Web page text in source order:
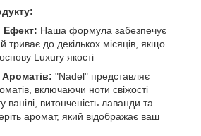
Ефект: Наша формула забезпечує
триває до декількох місяців, якщо
Luxury якості
Ароматів: "Nadel" представляє
включаючи ноти свіжості
ванілі, витонченість лаванди та
аромат, який відображає ваш